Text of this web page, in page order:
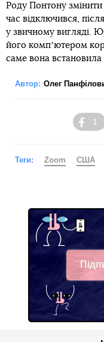
Роду Понтону
час відключився,
у звичному вигляді.
його компʼютером
саме вона встановила
Автор: Олег
1
Теги: Zoom США